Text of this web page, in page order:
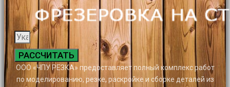
РАССЧИТАТЬ
ООО «ЧПУ РЕЗКА» предоставляет полный комплекс работ
по моделированию, резке, раскройке и сборке деталей из